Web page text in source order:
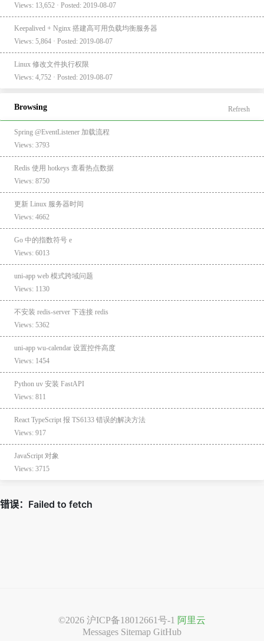
Views: 13,652 · Posted: 2019-08-07
Keepalived + Nginx 搭建高可用负载均衡服务器
Views: 5,864 · Posted: 2019-08-07
Linux 修改文件执行权限
Views: 4,752 · Posted: 2019-08-07
Browsing Refresh
Spring @EventListener 加载流程
Views: 3793
Redis 使用 hotkeys 查看热点数据
Views: 8750
更新 Linux 服务器时间
Views: 4662
Go 中的指数符号 e
Views: 6013
uni-app web 模式跨域问题
Views: 1130
不安装 redis-server 下连接 redis
Views: 5362
uni-app wu-calendar 设置控件高度
Views: 1454
Python uv 安装 FastAPI
Views: 811
React TypeScript 报 TS6133 错误的解决方法
Views: 917
JavaScript 对象
Views: 3715
©2026 沪ICP备18012661号-1 阿里云
Messages Sitemap GitHub